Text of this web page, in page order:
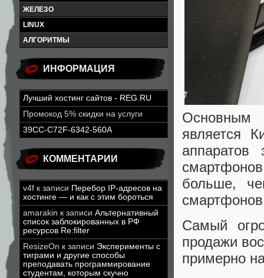
ЖЕЛЕЗО
LINUX
АЛГОРИТМЫ
ИНФОРМАЦИЯ
Лучший хостинг сайтов - REG.RU
Промокод 5% скидки на услуги
39CC-C72F-6342-560A
КОММЕНТАРИИ
v4f к записи Перебор IP-адресов на
хостинге — и как с этим бороться
amarakin к записи Альтернативный
список заблокированных в РФ
ресурсов Re:filter
ResizeOn к записи Эксперименты с
тиграми и другие способы
преподавать программирование
студентам, которым скучно
Основным
является
больше,
Самый
продажи
примерно